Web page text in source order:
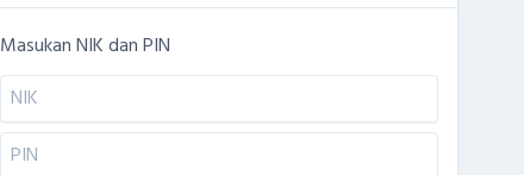
Masukan NIK dan PIN